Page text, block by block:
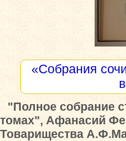
«Собрания
"Полное собрание
томах", Афанасий
Товарищества